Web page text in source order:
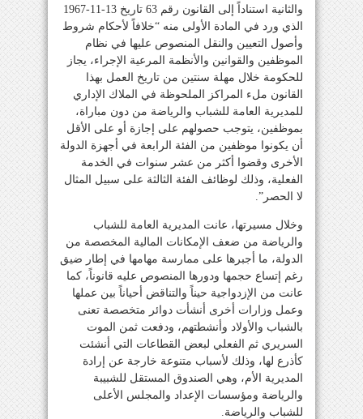
والثانية استناداً إلى القانون رقم 63 تاريخ 13-11-1967
الذي ورد في المادة الأولى منه “خلافاً لأحكام شروط
وأصول التعيين والنقل المنصوص عليها في نظام
الموظفين والقوانين والأنظمة المرعية الإجراء، يجاز
للحكومة خلال مهلة سنتين من تاريخ العمل بهذا
القانون ملء المراكز الملحوظة في الملاك الإداري
للمديرية العامة للشباب والرياضة من دون مباراة،
بموظفين، يتوجب حصولهم على إجازة أو على الأقل
أن يكونوا موظفين من الفئة الرابعة في أجهزة الدولة
الأخرى وقضوا أكثر من عشر سنوات في الخدمة
الفعلية، وذلك لوظائف الفئة الثالثة على سبيل المثال
لا الحصر”.
وخلال مسيرتها، عانت المديرية العامة للشباب
والرياضة من ضعف الإمكانات المالية المخصصة من
الدولة، ما أجبرها على ممارسة مهامها في إطار ضيق
رغم إتساع حجمها ودورها المنصوص عليه قانوناً، كما
عانت من الإزدواجية حيناً والتناقض أحياناً بين عملها
وعمل وزارات أخرى أنشأت دوائر متخصصة تعنى
بالشباب والأولاد وأنشطتهم، ودفعت ثمن الموت
السريري ثم الفعلي لبعض القطاعات التي أنشئت
كأذرع لها، وذلك لأسباب متنوعة خارجة عن إرادة
المديرية الأم، وهي الصندوق المستقل للشبيبة
والرياضة ومؤسسات الإعداد والمجلس الأعلى
للشباب والرياضة.